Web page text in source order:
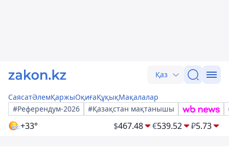
Қаз
СаясатӘлемҚаржыОқиғаҚұқықМақалалар
#Референдум-2026
#Қазақстан мақтанышы
+33° $467.48 €539.52 ₽5.73